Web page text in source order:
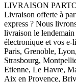
LIVRAISON
Livraison offerte à
express ? Nous
livraison le
électronique et vos e-
Paris, Grenoble,
Strasbourg,
Etienne, Le Havre,
Aix en Provence,